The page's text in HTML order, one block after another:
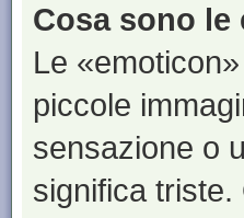
Cosa sono le
Le
piccole
sensazione o
significa